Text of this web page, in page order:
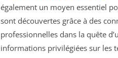
également un moyen essentiel
sont découvertes grâce à des
professionnelles dans la quête
informations privilégiées sur les